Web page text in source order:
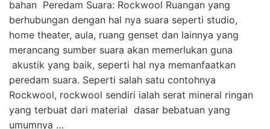
bahan Peredam Suara: Rockwool Ruangan yang
berhubungan dengan hal nya suara seperti studio,
home theater, aula, ruang genset dan lainnya yang
merancang sumber suara akan memerlukan guna
akustik yang baik, seperti hal nya memanfaatkan
peredam suara. Seperti salah satu contohnya
Rockwool, rockwool sendiri ialah serat mineral ringan
yang terbuat dari material dasar bebatuan yang
umumnya …